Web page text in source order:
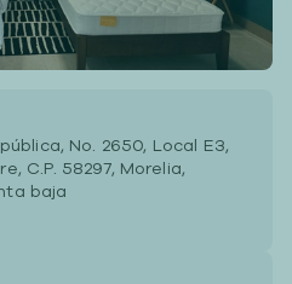
No. 2650, Local E3,
C.P. 58297, Morelia,
baja